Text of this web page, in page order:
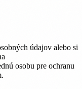
údajov alebo si
osobu pre ochranu